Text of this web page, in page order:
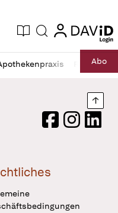
Ausgabe
Suche login
login
RechtAbo
FacebookInstagram